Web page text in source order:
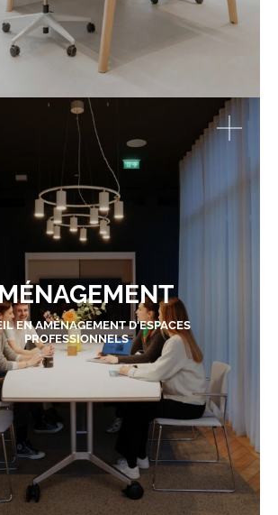
EN AMÉNAGEMENT D'ESPACES
PROFESSIONNELS